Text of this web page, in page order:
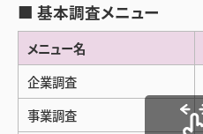
■ 基本調査メニュー
メニュー名
企業調査
事業調査